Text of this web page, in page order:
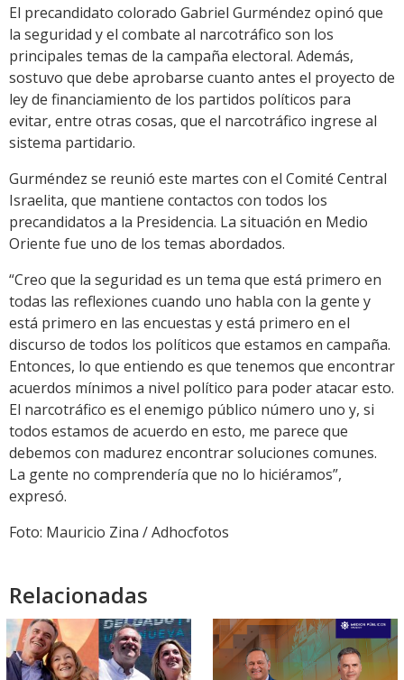
Link
El precandidato colorado Gabriel Gurméndez opinó que
la seguridad y el combate al narcotráfico son los
principales temas de la campaña electoral. Además,
sostuvo que debe aprobarse cuanto antes el proyecto de
ley de financiamiento de los partidos políticos para
evitar, entre otras cosas, que el narcotráfico ingrese al
sistema partidario.
Gurméndez se reunió este martes con el Comité Central
Israelita, que mantiene contactos con todos los
precandidatos a la Presidencia. La situación en Medio
Oriente fue uno de los temas abordados.
“Creo que la seguridad es un tema que está primero en
todas las reflexiones cuando uno habla con la gente y
está primero en las encuestas y está primero en el
discurso de todos los políticos que estamos en campaña.
Entonces, lo que entiendo es que tenemos que encontrar
acuerdos mínimos a nivel político para poder atacar esto.
El narcotráfico es el enemigo público número uno y, si
todos estamos de acuerdo en esto, me parece que
debemos con madurez encontrar soluciones comunes.
La gente no comprendería que no lo hiciéramos”,
expresó.
Foto: Mauricio Zina / Adhocfotos
Relacionadas